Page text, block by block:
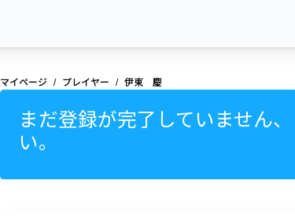
マイページ プレイヤー 伊東 慶
まだ登録が完了していません、
い。